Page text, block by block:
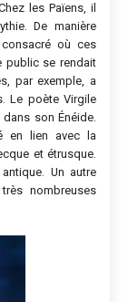
les Païens, il
De manière
où ces
public se rendait
par exemple, a
Le poète Virgile
son Énéide.
en lien avec la
et étrusque.
Un autre
nombreuses